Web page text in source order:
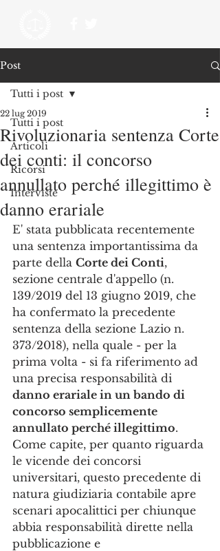
Post
Tutti i post
Articoli
Ricorsi
Interviste
Tutti i post
Rivoluzionaria sentenza Corte
dei conti: il concorso
annullato perché illegittimo è
danno erariale
22 lug 2019
E' stata pubblicata recentemente
una sentenza importantissima da
parte della Corte dei Conti,
sezione centrale d'appello (n.
139/2019 del 13 giugno 2019, che
ha confermato la precedente
sentenza della sezione Lazio n.
373/2018), nella quale - per la
prima volta - si fa riferimento ad
una precisa responsabilità di
danno erariale in un bando di
concorso semplicemente
annullato perché illegittimo.
Come capite, per quanto riguarda
le vicende dei concorsi
universitari, questo precedente di
natura giudiziaria contabile apre
scenari apocalittici per chiunque
abbia responsabilità dirette nella
pubblicazione e